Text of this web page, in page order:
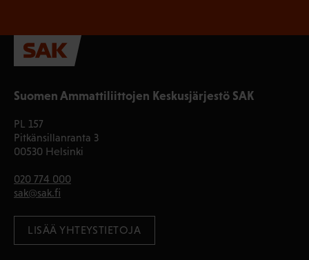
Suomen Ammattiliittojen Keskusjärjestö SAK
PL 157
Pitkänsillanranta 3
00530 Helsinki
020 774 000
sak@sak.fi
LISÄÄ YHTEYSTIETOJA